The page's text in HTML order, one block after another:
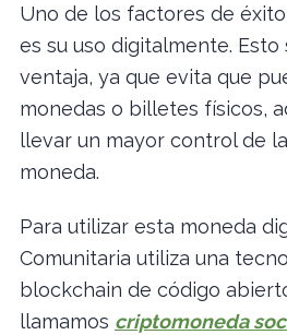
Uno de los factores de
es su uso digitalmente. Esto
ventaja, ya que evita que
monedas o billetes físicos,
llevar un mayor control de
moneda.
Para utilizar esta moneda
Comunitaria utiliza una
blockchain de código
llamamos criptomoneda